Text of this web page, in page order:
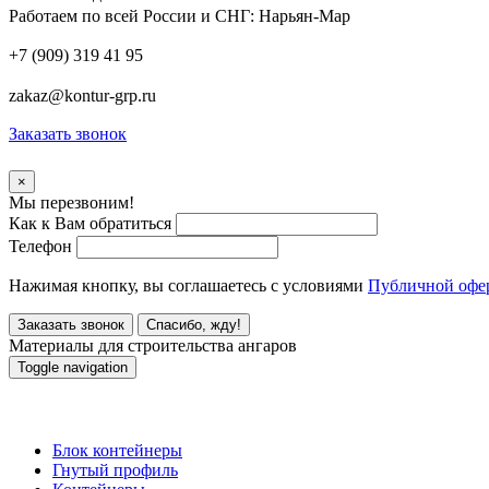
Работаем по всей России и СНГ: Нарьян-Мар
+7 (909) 319 41 95
zakaz@kontur-grp.ru
Заказать звонок
×
Мы перезвоним!
Как к Вам обратиться
Телефон
Нажимая кнопку, вы соглашаетесь с условиями Публичной
Заказать звонок Спасибо, жду!
Материалы для строительства ангаров
Toggle navigation
Блок контейнеры
Гнутый профиль